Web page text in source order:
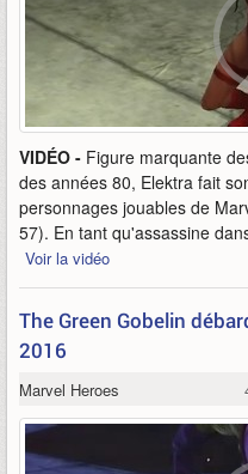
VIDÉO - Figure marquante
des années 80, Elektra fait
personnages jouables de
57). En tant qu'assassine
Voir la vidéo
The Green Gobelin
2016
Marvel Heroes